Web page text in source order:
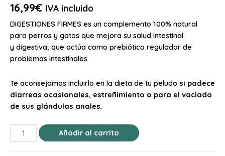
16,99€ IVA incluido
DIGESTIONES FIRMES es un complemento 100% natural
para perros y gatos que mejora su salud intestinal
y digestiva, que actúa como prebiótico regulador de
problemas intestinales.
Te aconsejamos incluirlo en la dieta de tu peludo si padece
diarreas ocasionales, estreñimiento o para el vaciado
de sus glándulas anales.
Añadir al carrito